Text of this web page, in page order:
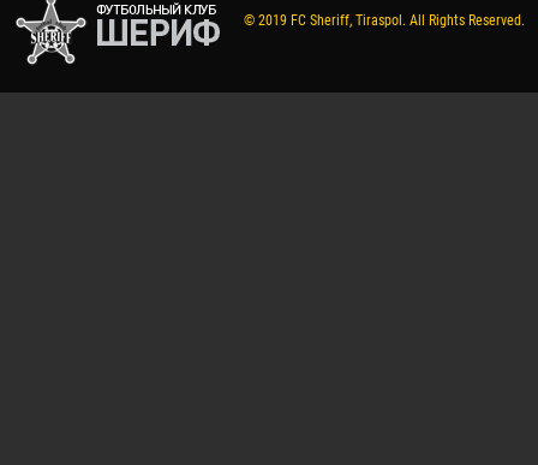
© 2019 FC Sheriff, Tiraspol. All Rights Reserved.